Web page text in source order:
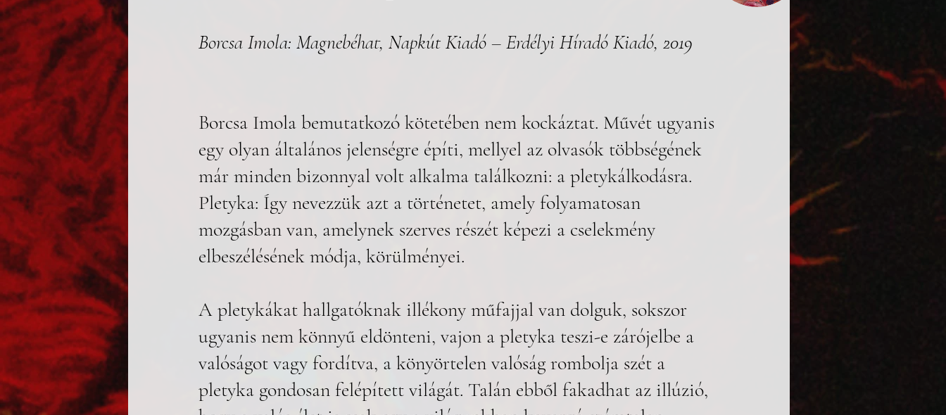
Borcsa Imola: Magnebéhat, Napkút Kiadó – Erdélyi Híradó Kiadó, 2019
Borcsa Imola bemutatkozó kötetében nem kockáztat. Művét ugyanis
egy olyan általános jelenségre építi, mellyel az olvasók többségének
már minden bizonnyal volt alkalma találkozni: a pletykálkodásra.
Pletyka: Így nevezzük azt a történetet, amely folyamatosan
mozgásban van, amelynek szerves részét képezi a cselekmény
elbeszélésének módja, körülményei.
A pletykákat hallgatóknak illékony műfajjal van dolguk, sokszor
ugyanis nem könnyű eldönteni, vajon a pletyka teszi-e zárójelbe a
valóságot vagy fordítva, a könyörtelen valóság rombolja szét a
pletyka gondosan felépített világát. Talán ebből fakadhat az illúzió,